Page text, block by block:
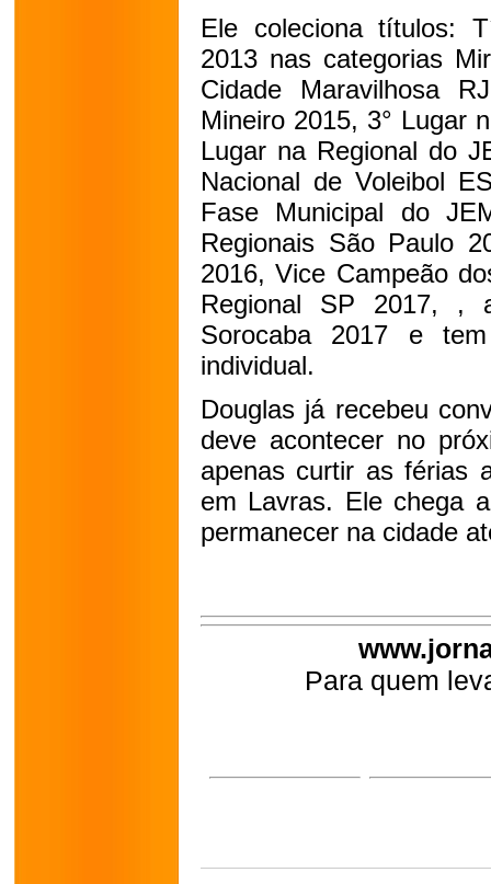
Ele coleciona títulos:
2013 nas categorias
Cidade Maravilhosa
Mineiro 2015, 3° Lugar
Lugar na Regional do
Nacional de Voleibol
Fase Municipal do
Regionais São Paulo
2016, Vice Campeão
Regional SP 2017, ,
Sorocaba 2017 e
individual.
Douglas já recebeu
deve acontecer no
apenas curtir as férias
em Lavras. Ele chega
permanecer na cidade
Para quem